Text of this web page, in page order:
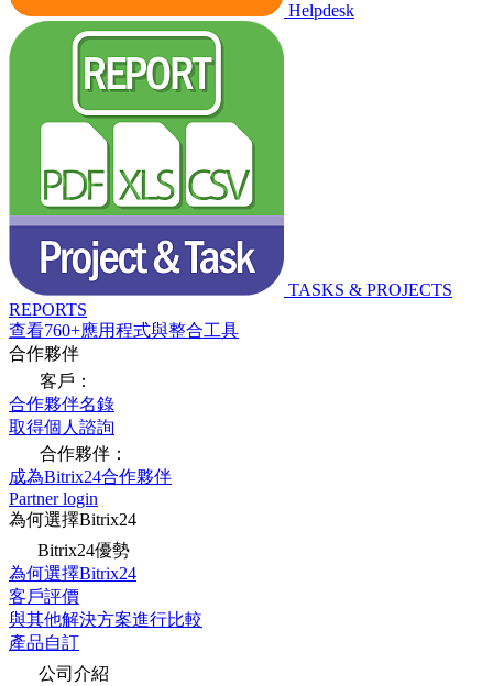
Helpdesk
TASKS & PROJECTS
REPORTS
查看760+應用程式與整合工具
合作夥伴
客戶：
合作夥伴名錄
取得個人諮詢
合作夥伴：
成為Bitrix24合作夥伴
Partner login
為何選擇Bitrix24
Bitrix24優勢
為何選擇Bitrix24
客戶評價
與其他解決方案進行比較
產品自訂
公司介紹